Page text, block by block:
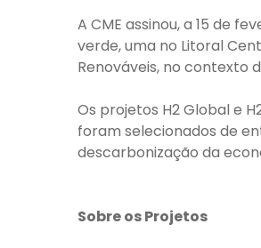
A CME assinou, a 15 de
verde, uma no Litoral
Renováveis, no contexto
Os projetos H2 Global e
foram selecionados de
descarbonização da
Sobre os Projetos